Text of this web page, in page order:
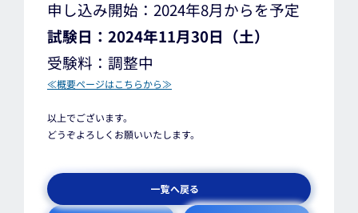
申し込み開始：2024年8月からを予定
試験日：2024年11月30日（土）
受験料：調整中
≪概要ページはこちらから≫
以上でございます。
どうぞよろしくお願いいたします。
一覧へ戻る